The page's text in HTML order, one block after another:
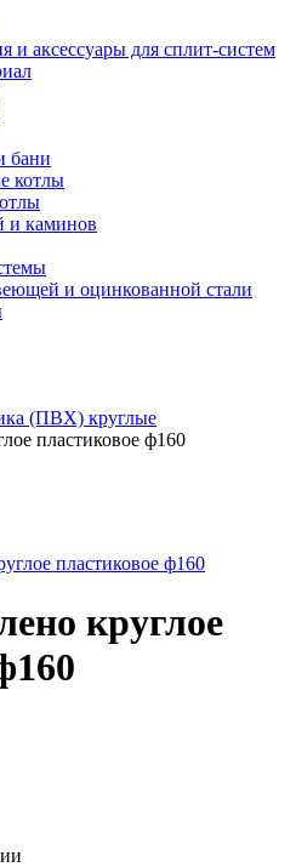
и аксессуары для сплит-систем
бани
котлы
и каминов
и оцинкованной стали
(ПВХ) круглые
пластиковое ф160
круглое